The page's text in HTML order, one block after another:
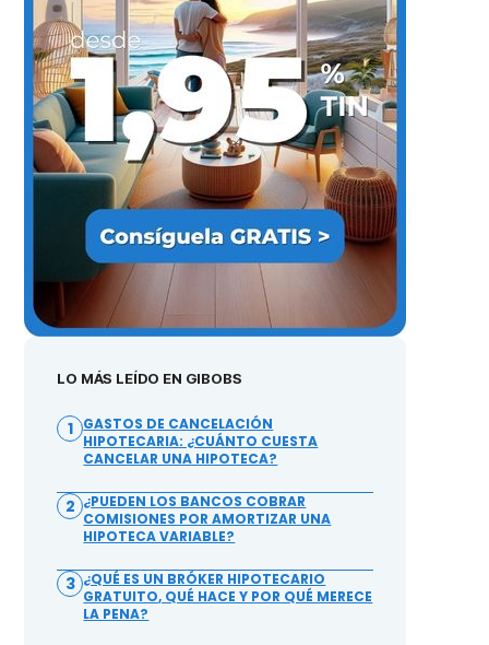
LO MÁS LEÍDO EN GIBOBS
1 GASTOS DE CANCELACIÓN
HIPOTECARIA: ¿CUÁNTO CUESTA
CANCELAR UNA HIPOTECA?
2 ¿PUEDEN LOS BANCOS COBRAR
COMISIONES POR AMORTIZAR UNA
HIPOTECA VARIABLE?
3 ¿QUÉ ES UN BRÓKER HIPOTECARIO
GRATUITO, QUÉ HACE Y POR QUÉ MERECE
LA PENA?